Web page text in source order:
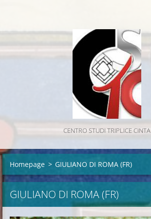
CENTRO STUDI TRIPLICE CINTA
Homepage > GIULIANO DI ROMA (FR)
GIULIANO DI ROMA (FR)